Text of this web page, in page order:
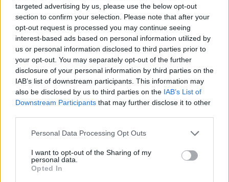
targeted advertising by us, please use the below opt-out
section to confirm your selection. Please note that after your
opt-out request is processed you may continue seeing
interest-based ads based on personal information utilized by
us or personal information disclosed to third parties prior to
your opt-out. You may separately opt-out of the further
disclosure of your personal information by third parties on the
IAB’s list of downstream participants. This information may
also be disclosed by us to third parties on the IAB’s List of
Downstream Participants that may further disclose it to other
Personal Data Processing Opt Outs
I want to opt-out of the Sharing of my
personal data.
Opted In
statisztikák szerint a zöldpárti politikusok
szenvedik el a legtöbb atrocitást. A drezdai
támadás hátterében egy zömmel fiatalokból álló
szélsőjobboldali csoport sejlik fel.
Kedden egy berlini könyvtárban támadás érte Berlin volt
szociáldemokrata polgármesterét, a jelenleg a német
főváros szenátoraként tevékenykedő Franziska Giffey-t. A
támadó egy kemény tárgyakkal megrakott táskával
hátulról támadt a politikusnőre, a fején és a nyakán okozva
sérülést. Giffey-t kórházba szállították, de súlyosabb
KEDVES OLVASÓNK!